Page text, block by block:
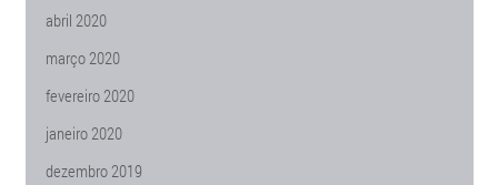
abril 2020
março 2020
fevereiro 2020
janeiro 2020
dezembro 2019